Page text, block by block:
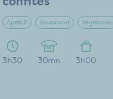
Apéritif Gourmand Végétarien
3h30 30mn 3h00